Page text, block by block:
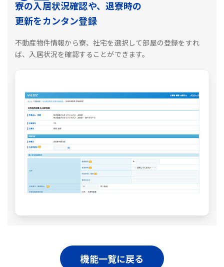
寮の入居状況確認や、退寮時の
更新をカンタン登録
不動産物件情報から寮、社宅を選択して部屋の登録をすれ
ば、入居状況を確認することができます。
機能一覧に戻る